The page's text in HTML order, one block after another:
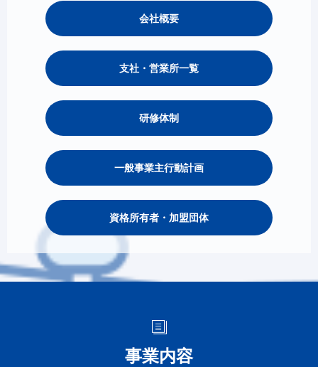
会社概要
支社・営業所一覧
研修体制
一般事業主行動計画
資格所有者・加盟団体
事業内容